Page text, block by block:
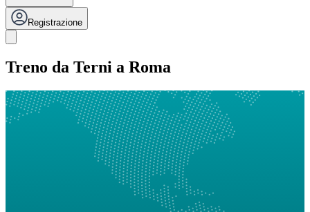
Registrazione
Treno da Terni a Roma